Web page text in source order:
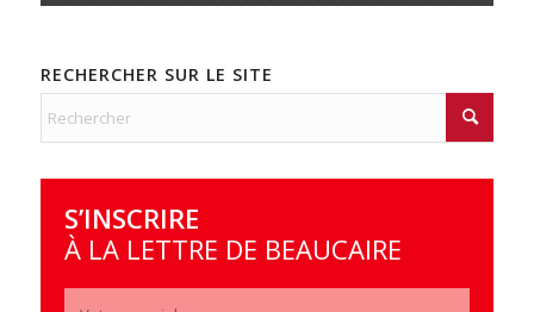
RECHERCHER SUR LE SITE
S’INSCRIRE
À LA LETTRE DE BEAUCAIRE